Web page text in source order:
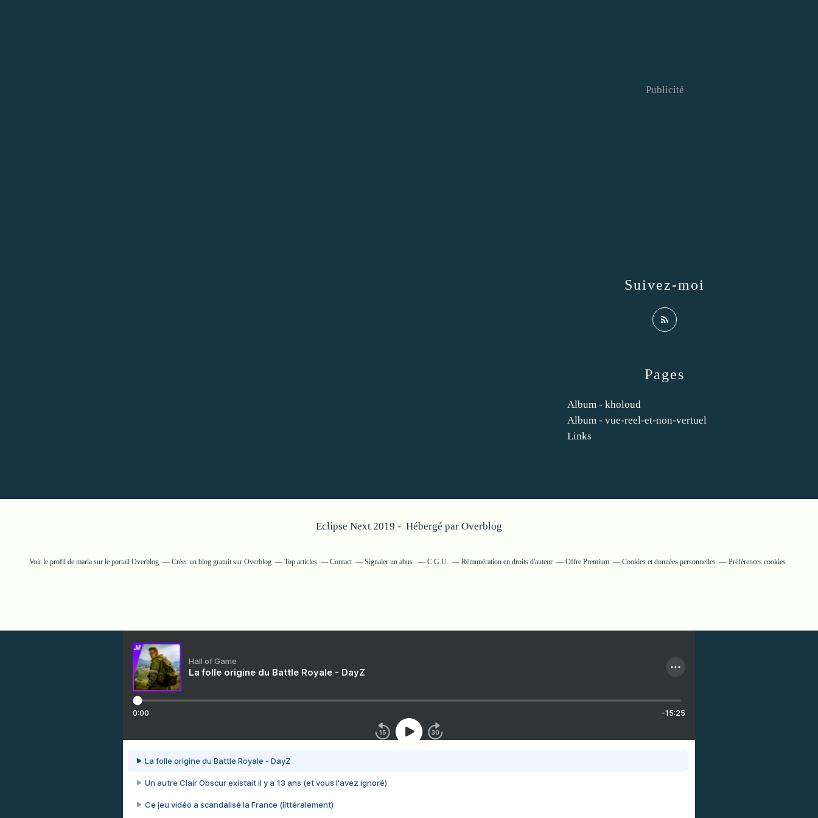
Pages
Album - kholoud
Album - vue-reel-et-non-vertuel
Links
Suivez-moi
Publicité
Eclipse Next 2019 - Hébergé par Overblog
Voir le profil de mariasur le portail Overblog Créer un blog gratuit sur Overblog Top articles Contact Signaler un abus C.G.U. Rémunération en droits d'auteur Offre Premium Cookies et données personnelles Préférences cookies
Hall of Game
La folle origine du Battle Royale - DayZ
0:00 -15:25
La folle origine du Battle Royale - DayZ
Un autre Clair Obscur existait il y a 13 ans (et vous l'avez ignoré)
Ce jeu vidéo a scandalisé la France (littéralement)